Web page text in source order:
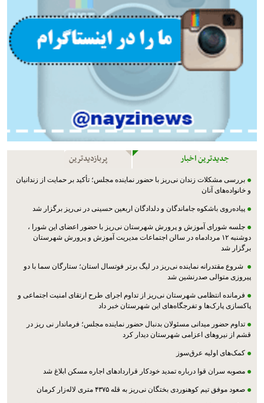
جدیدترین اخبار پربازدیدترین
بررسی مشکلات زندان نی‌ریز با حضور نماینده مجلس؛ تأکید بر حمایت از زندانیان
و خانواده‌های آنان
پیاده‌روی باشکوه جاماندگان و دلدادگان اربعین حسینی در نی‌ریز برگزار شد
جلسه شورای آموزش و پرورش شهرستان نی‌ریز با حضور اعضای این شورا ،
دوشنبه ۱۲ مردادماه در سالن اجتماعات مدیریت آموزش و پرورش شهرستان
برگزار شد
شروع مقتدرانه نماینده نی‌ریز در لیگ برتر فوتسال استان؛ ستارگان سما با دو
پیروزی متوالی صدرنشین شد
فرمانده انتظامی شهرستان نی‌ریز از تداوم اجرای طرح ارتقای امنیت اجتماعی و
پاکسازی پارک‌ها و تفرجگاه‌های این شهرستان خبر داد
تداوم حضور میدانی مسئولان بدنبال حضور نماینده مجلس؛ فرماندار نی ریز در
قشم از نیروهای اعزامی شهرستان دیدار کرد
کمک‌های اولیه عرق‌سوز
مصوبه سران قوا درباره تمدید خودکار قراردادهای اجاره مسکن ابلاغ شد
صعود موفق تیم کوهنوردی بختگان نی‌ریز به قله ۴۳۷۵ متری لاله‌زار کرمان